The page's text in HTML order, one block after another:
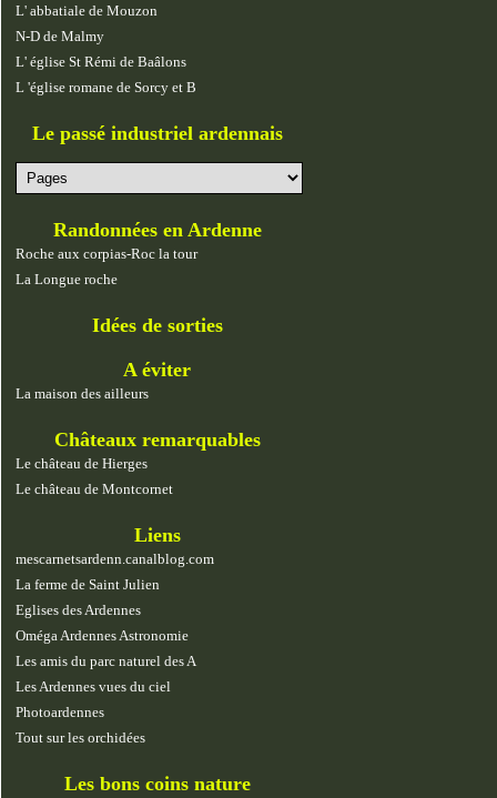
L' abbatiale de Mouzon
N-D de Malmy
L' église St Rémi de Baâlons
L 'église romane de Sorcy et B
Le passé industriel ardennais
Randonnées en Ardenne
Roche aux corpias-Roc la tour
La Longue roche
Idées de sorties
A éviter
La maison des ailleurs
Châteaux remarquables
Le château de Hierges
Le château de Montcornet
Liens
mescarnetsardenn.canalblog.com
La ferme de Saint Julien
Eglises des Ardennes
Oméga Ardennes Astronomie
Les amis du parc naturel des A
Les Ardennes vues du ciel
Photoardennes
Tout sur les orchidées
Les bons coins nature